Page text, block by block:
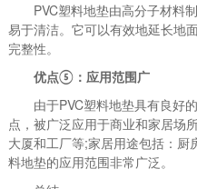
PVC塑料地垫由高分子材料制
易于清洁。它可以有效地延长地
完整性。
优点⑤：应用范围广
由于PVC塑料地垫具有良好
点，被广泛应用于商业和家居场
大厦和工厂等;家居用途包括：厨
料地垫的应用范围非常广泛。